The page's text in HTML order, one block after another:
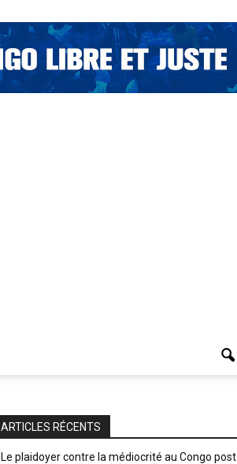
ARTICLES RÉCENTS
Le plaidoyer contre la médiocrité au Congo post